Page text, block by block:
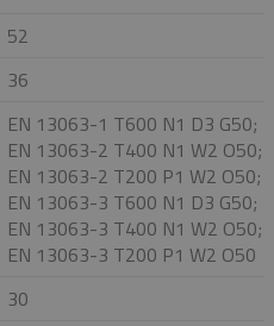
52
36
EN 13063-1 T600 N1 D3 G50;
EN 13063-2 T400 N1 W2 O50;
EN 13063-2 T200 P1 W2 O50;
EN 13063-3 T600 N1 D3 G50;
EN 13063-3 T400 N1 W2 O50;
EN 13063-3 T200 P1 W2 O50
30